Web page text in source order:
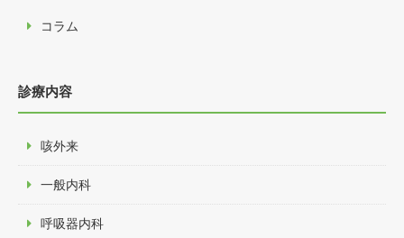
コラム
診療内容
咳外来
一般内科
呼吸器内科